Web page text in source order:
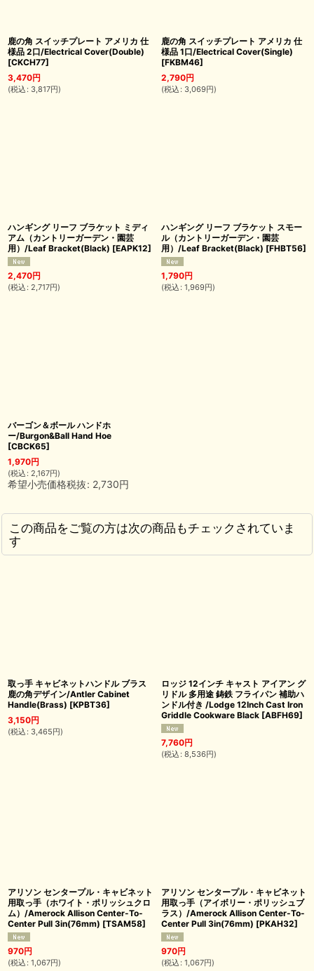
鹿の角 スイッチプレート アメリカ 仕
様品 2口/Electrical Cover(Double)
[CKCH77]
3,470円
(税込 : 3,817円)
鹿の角 スイッチプレート アメリカ 仕
様品 1口/Electrical Cover(Single)
[FKBM46]
2,790円
(税込 : 3,069円)
ハンギング リーフ ブラケット ミディ
アム（カントリーガーデン・園芸
用）/Leaf Bracket(Black) [EAPK12]
2,470円
(税込 : 2,717円)
ハンギング リーフ ブラケット スモー
ル（カントリーガーデン・園芸
用）/Leaf Bracket(Black) [FHBT56]
1,790円
(税込 : 1,969円)
バーゴン＆ボール ハンドホ
ー/Burgon&Ball Hand Hoe
[CBCK65]
1,970円
(税込 : 2,167円)
希望小売価格税抜: 2,730円
この商品をご覧の方は次の商品もチェックされていま
す
取っ手 キャビネットハンドル ブラス
鹿の角デザイン/Antler Cabinet
Handle(Brass) [KPBT36]
3,150円
(税込 : 3,465円)
ロッジ 12インチ キャスト アイアン グ
リドル 多用途 鋳鉄 フライパン 補助ハ
ンドル付き /Lodge 12Inch Cast Iron
Griddle Cookware Black [ABFH69]
7,760円
(税込 : 8,536円)
アリソン センタープル・キャビネット
用取っ手（ホワイト・ポリッシュクロ
ム）/Amerock Allison Center-To-
Center Pull 3in(76mm) [TSAM58]
970円
(税込 : 1,067円)
アリソン センタープル・キャビネット
用取っ手（アイボリー・ポリッシュブ
ラス）/Amerock Allison Center-To-
Center Pull 3in(76mm) [PKAH32]
970円
(税込 : 1,067円)